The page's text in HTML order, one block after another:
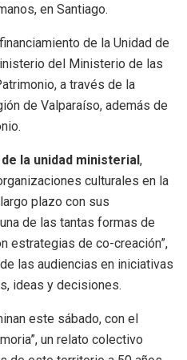
en Santiago.
de la Unidad de
del Ministerio de las
a través de la
de Valparaíso, además de
la unidad ministerial,
culturales en la
plazo con sus
de las tantas formas de
estrategias de co-creación”,
las audiencias en iniciativas
ideas y decisiones.
este sábado, con el
un relato colectivo